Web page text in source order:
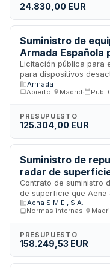
junto con su
seguridad integral de
funcionales y puesta
integración.
24.830,00 EUR
Suministro de
Armada Española
Licitación pública para
para dispositivos
EOD. Promovida por la
Jefatura de Apoyo
Público en los ámbitos
las prestaciones
procedimiento abierto.
Armada
Abierto
Madrid Pub.
PRESUPUESTO
125.304,00 EUR
Suministro de
radar de
S.A.
Contrato de suministro
de superficie que Aena
procedimiento general
adquisición de
de cuatro meses. La
ubicaciones que
requisitos de seguro
Aena S.M.E., S.A.
Normas internas
PRESUPUESTO
158.249,53 EUR